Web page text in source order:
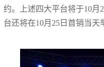
约。上述四大平台将于10月
台还将在10月25日首销当天